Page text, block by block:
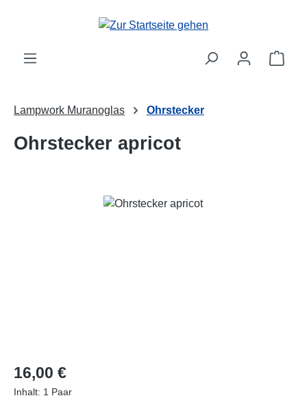
Zum Hauptinhalt springen
Lampwork Muranoglas Ohrstecker
Ohrstecker apricot
Bildergalerie überspringen
Regulärer Preis:
16,00 €
Inhalt: 1 Paar